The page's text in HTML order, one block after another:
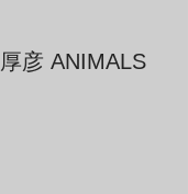
彦 ANIMALS